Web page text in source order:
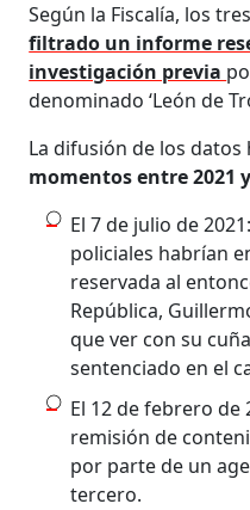
Según la Fiscalía, los
filtrado un informe
investigación previa
denominado ‘León de
La difusión de los
momentos entre 2021
El 7 de julio de
policiales habrían
reservada al
República,
que ver con su
sentenciado en el
El 12 de febrero de
remisión de
por parte de un
tercero.